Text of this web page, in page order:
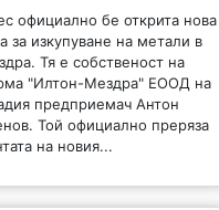
официално бе открита нова
за изкупуване на метали в
Тя е собственост на
"Илтон-Мездра" ЕООД на
предприемач Антон
Той официално преряза
на новия...